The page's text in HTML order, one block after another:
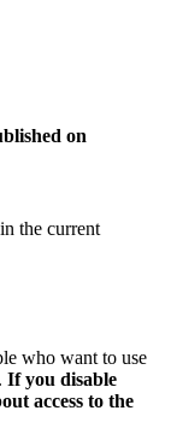
on
the current
who want to use
If you disable
access to the